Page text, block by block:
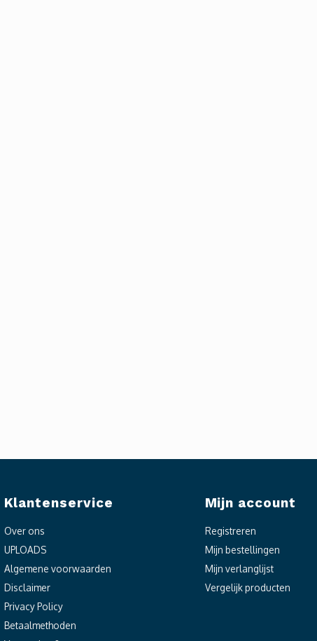
Klantenservice
Over ons
UPLOADS
Algemene voorwaarden
Disclaimer
Privacy Policy
Betaalmethoden
Mijn account
Registreren
Mijn bestellingen
Mijn verlanglijst
Vergelijk producten